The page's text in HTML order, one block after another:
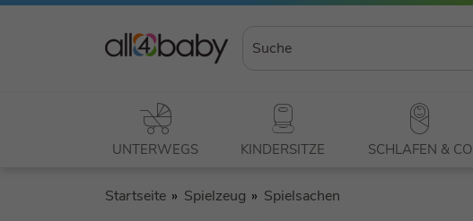
UNTERWEGS KINDERSITZE SCHLAFEN & CO
Startseite Spielzeug Spielsachen